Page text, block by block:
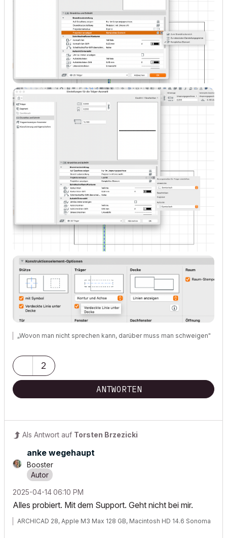
„Wovon man nicht sprechen kann, darüber muss man schweigen"
2
ANTWORTEN
Als Antwort auf Torsten Brzezicki
anke wegehaupt
Booster
‎2025-04-1406:10 PM
Alles probiert. Mit dem Support. Geht nicht bei mir.
ARCHICAD 28, Apple M3 Max 128 GB, Macintosh HD 14.6 Sonoma